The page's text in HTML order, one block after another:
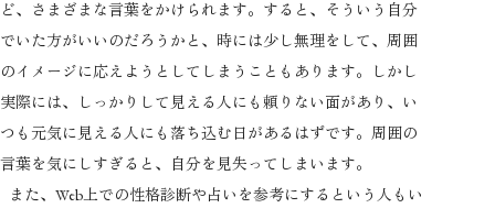
ど、さまざまな言葉をかけられます。すると、そういう自分
でいた方がいいのだろうかと、時には少し無理をして、周囲
のイメージに応えようとしてしまうこともあります。しかし
実際には、しっかりして見える人にも頼りない面があり、い
つも元気に見える人にも落ち込む日があるはずです。周囲の
言葉を気にしすぎると、自分を見失ってしまいます。
また、 Web上での性格診断や占いを参考にするという人もい